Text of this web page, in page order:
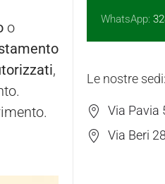
o
,
WhatsApp:
Le nostre sedi:
Via Pavia
Via Beri